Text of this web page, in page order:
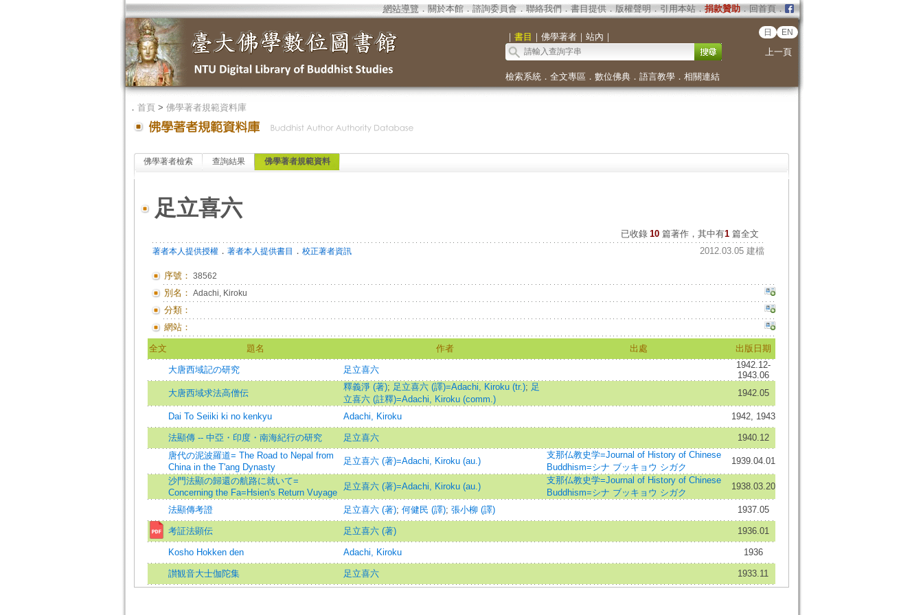
網站導覽 ． 關於本館． 諮詢委員會． 聯絡我們 ． 書目提供． 版權聲明 ． 引用本站． 捐款贊助．回首頁．
｜ 書目 ｜ 佛學著者｜ 站內 ｜ 日 EN
上一頁
檢索系統． 全文專區 ． 數位佛典． 語言教學． 相關連結
． 首頁> 佛學著者規範資料庫
佛學著者檢索 查詢結果 佛學著者規範資料
足立喜六
已收錄 10 篇著作，其中有1篇全文
著者本人提供授權． 著者本人提供書目 ． 校正著者資訊 2012.03.05 建檔
序號： 38562
別名： Adachi, Kiroku
分類：
網站：
全文 題名 作者 出處 出版日期
大唐西域記の研究 足立喜六
1942.12-
1943.06
大唐西域求法高僧伝
釋義淨 (著); 足立喜六 (譯)=Adachi, Kiroku (tr.); 足
立喜六 (註釋)=Adachi, Kiroku (comm.)
1942.05
Dai To Seiiki ki no kenkyu Adachi, Kiroku 1942, 1943
法顯傳 -- 中亞・印度・南海紀行の研究 足立喜六
1940.12
唐代の泥波羅道= The Road to Nepal from
China in the T'ang Dynasty
足立喜六 (著)=Adachi, Kiroku (au.)
支那仏教史学=Journal of History of Chinese
Buddhism=シナ ブッキョウ シガク
1939.04.01
沙門法顯の歸還の航路に就いて=
Concerning the Fa=Hsien's Return Vuyage
足立喜六 (著)=Adachi, Kiroku (au.)
支那仏教史学=Journal of History of Chinese
Buddhism=シナ ブッキョウ シガク
1938.03.20
法顯傳考證 足立喜六 (著); 何健民 (譯); 張小柳 (譯) 1937.05
考証法顕伝 足立喜六 (著) 1936.01
Kosho Hokken den Adachi, Kiroku 1936
讃観音大士伽陀集 足立喜六 1933.11